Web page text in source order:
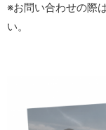
※お問い合わせの際
い。